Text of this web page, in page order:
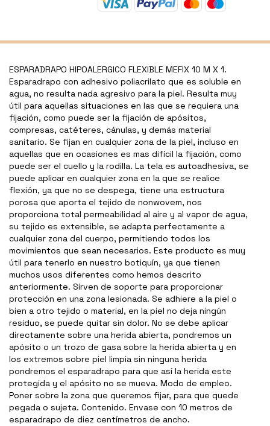
ESPARADRAPO HIPOALERGICO FLEXIBLE MEFIX 10 M X 1.
Esparadrapo con adhesivo poliacrilato que es soluble en
agua, no resulta nada agresivo para la piel. Resulta muy
útil para aquellas situaciones en las que se requiera una
fijación, como puede ser la fijación de apósitos,
compresas, catéteres, cánulas, y demás material
sanitario. Se fijan en cualquier zona de la piel, incluso en
aquellas que en ocasiones es mas difícil la fijación, como
puede ser el cuello y la rodilla. La tela es autoadhesiva, se
puede aplicar en cualquier zona en la que se realice
flexión, ya que no se despega, tiene una estructura
porosa que aporta el tejido de nonwovem, nos
proporciona total permeabilidad al aire y al vapor de agua,
su tejido es extensible, se adapta perfectamente a
cualquier zona del cuerpo, permitiendo todos los
movimientos que sean necesarios. Este producto es muy
útil para tenerlo en nuestro botiquín, ya que tienen
muchos usos diferentes como hemos descrito
anteriormente. Sirven de soporte para proporcionar
protección en una zona lesionada. Se adhiere a la piel o
bien a otro tejido o material, en la piel no deja ningún
residuo, se puede quitar sin dolor. No se debe aplicar
directamente sobre una herida abierta, pondremos un
apósito o un trozo de gasa sobre la herida abierta y en
los extremos sobre piel limpia sin ninguna herida
pondremos el esparadrapo para que así la herida este
protegida y el apósito no se mueva. Modo de empleo.
Poner sobre la zona que queremos fijar, para que quede
pegada o sujeta. Contenido. Envase con 10 metros de
esparadrapo de diez centímetros de ancho.